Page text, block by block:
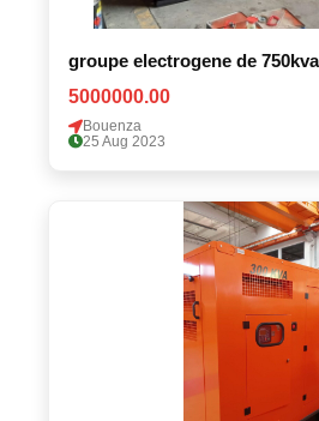
groupe electrogene de
5000000.00
Bouenza
25 Aug 2023